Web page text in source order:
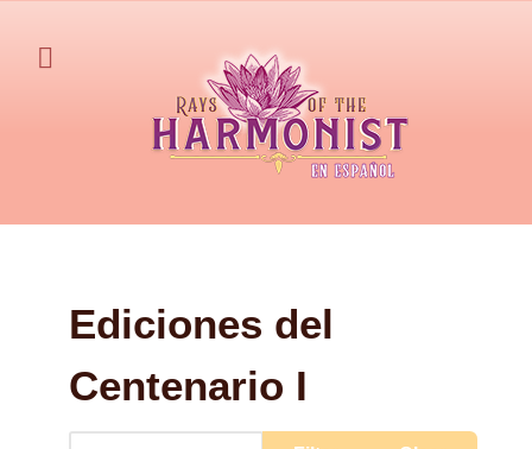
Ediciones del
Centenario I